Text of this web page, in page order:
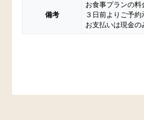
備考
お食事プランの料
３日前よりご予約
お支払いは現金の